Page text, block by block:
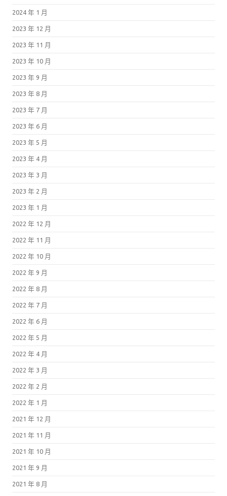
2024 年 1 月
2023 年 12 月
2023 年 11 月
2023 年 10 月
2023 年 9 月
2023 年 8 月
2023 年 7 月
2023 年 6 月
2023 年 5 月
2023 年 4 月
2023 年 3 月
2023 年 2 月
2023 年 1 月
2022 年 12 月
2022 年 11 月
2022 年 10 月
2022 年 9 月
2022 年 8 月
2022 年 7 月
2022 年 6 月
2022 年 5 月
2022 年 4 月
2022 年 3 月
2022 年 2 月
2022 年 1 月
2021 年 12 月
2021 年 11 月
2021 年 10 月
2021 年 9 月
2021 年 8 月